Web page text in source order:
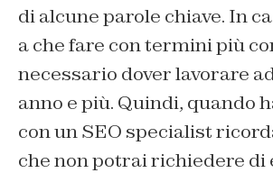
di alcune parole chiave. In
a che fare con termini più
necessario dover lavorare
anno e più. Quindi, quando
con un SEO specialist
che non potrai richiedere di